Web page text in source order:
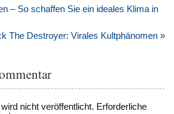
– So schaffen Sie ein ideales Klima in
The Destroyer: Virales Kultphänomen »
nicht veröffentlicht. Erforderliche